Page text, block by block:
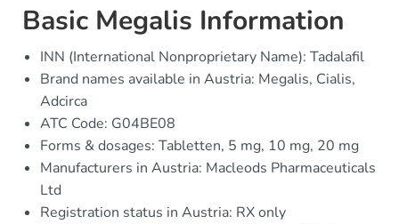
Basic Megalis Information
INN (International Nonproprietary Name): Tadalafil
Brand names available in Austria: Megalis, Cialis,
Adcirca
ATC Code: G04BE08
Forms & dosages: Tabletten, 5 mg, 10 mg, 20 mg
Manufacturers in Austria: Macleods Pharmaceuticals
Ltd
Registration status in Austria: RX only